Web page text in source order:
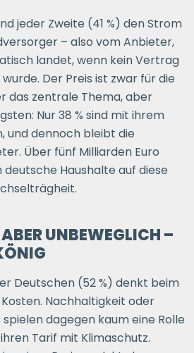
jeder Zweite (41 %) den Strom
– also vom Anbieter,
landet, wenn kein Vertrag
Der Preis ist zwar für die
das zentrale Thema, aber
Nur 38 % sind mit ihrem
und dennoch bleibt die
Über fünf Milliarden Euro
Haushalte auf diese
UNBEWEGLICH –
Deutschen (52 %) denkt beim
Nachhaltigkeit oder
dagegen kaum eine Rolle
Tarif mit Klimaschutz.